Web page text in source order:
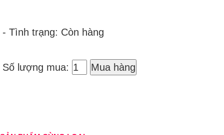
- Tình trạng: Còn hàng
Số lượng mua: Mua hàng